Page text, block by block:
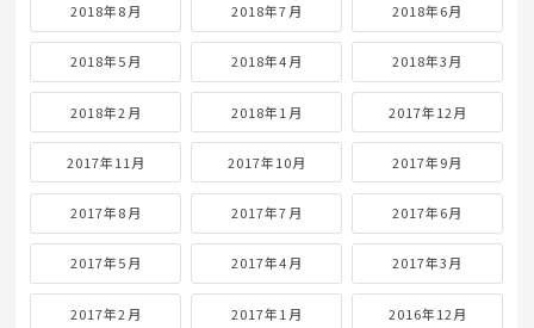
2018年8月 2018年7月 2018年6月
2018年5月 2018年4月 2018年3月
2018年2月 2018年1月 2017年12月
2017年11月 2017年10月 2017年9月
2017年8月 2017年7月 2017年6月
2017年5月 2017年4月 2017年3月
2017年2月 2017年1月 2016年12月